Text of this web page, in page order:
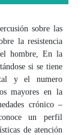
sobre las
la resistencia
hombre, En la
si se tiene
y el numero
mayores en la
crónico –
un perfil
de atención